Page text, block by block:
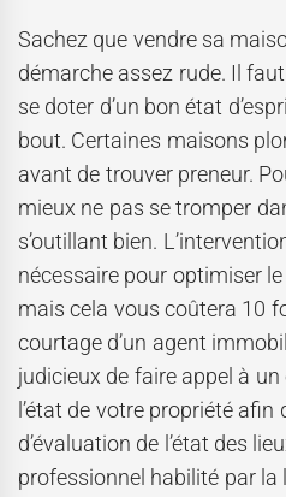
Sachez que vendre sa
démarche assez rude. Il
se doter d’un bon état
bout. Certaines maisons
avant de trouver preneur.
mieux ne pas se tromper
s’outillant bien.
nécessaire pour optimiser
mais cela vous coûtera 10
courtage d’un agent
judicieux de faire appel à
l’état de votre propriété afin
d’évaluation de l’état des
professionnel habilité par la